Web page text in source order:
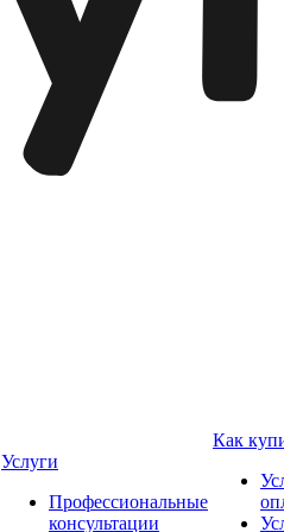
Услуги
Профессиональные
консультации
Как